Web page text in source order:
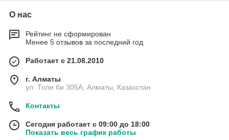
О нас
Рейтинг не сформирован
Менее 5 отзывов за последний год
Работает с 21.08.2010
г. Алматы
ул. Толе би 305А, Алматы, Казахстан
Контакты
Сегодня работает с 09:00 до 18:00
Показать весь график работы